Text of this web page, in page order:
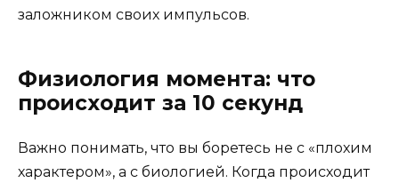
заложником своих импульсов.
Физиология момента: что
происходит за 10 секунд
Важно понимать, что вы боретесь не с «плохим
характером», а с биологией. Когда происходит